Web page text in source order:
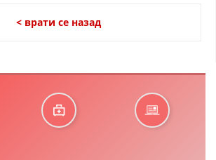
< врати се назад